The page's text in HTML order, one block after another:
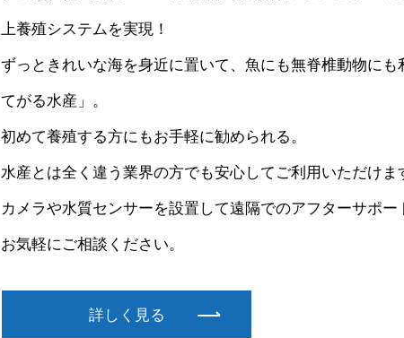
上養殖システムを実現！
ずっときれいな海を身近に置いて、魚にも無脊椎動物に
てがる水産」。
初めて養殖する方にもお手軽に勧められる。
水産とは全く違う業界の方でも安心してご利用いただけま
カメラや水質センサーを設置して遠隔でのアフターサポー
​​​​​​​お気軽にご相談ください。
詳しく見る